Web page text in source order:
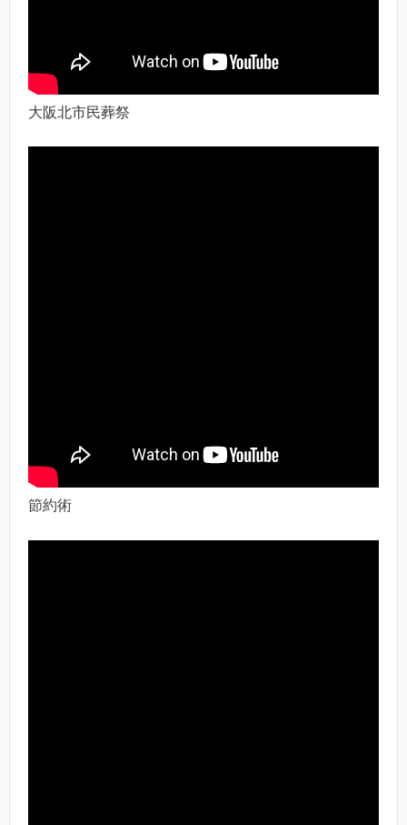
大阪北市民葬祭
節約術